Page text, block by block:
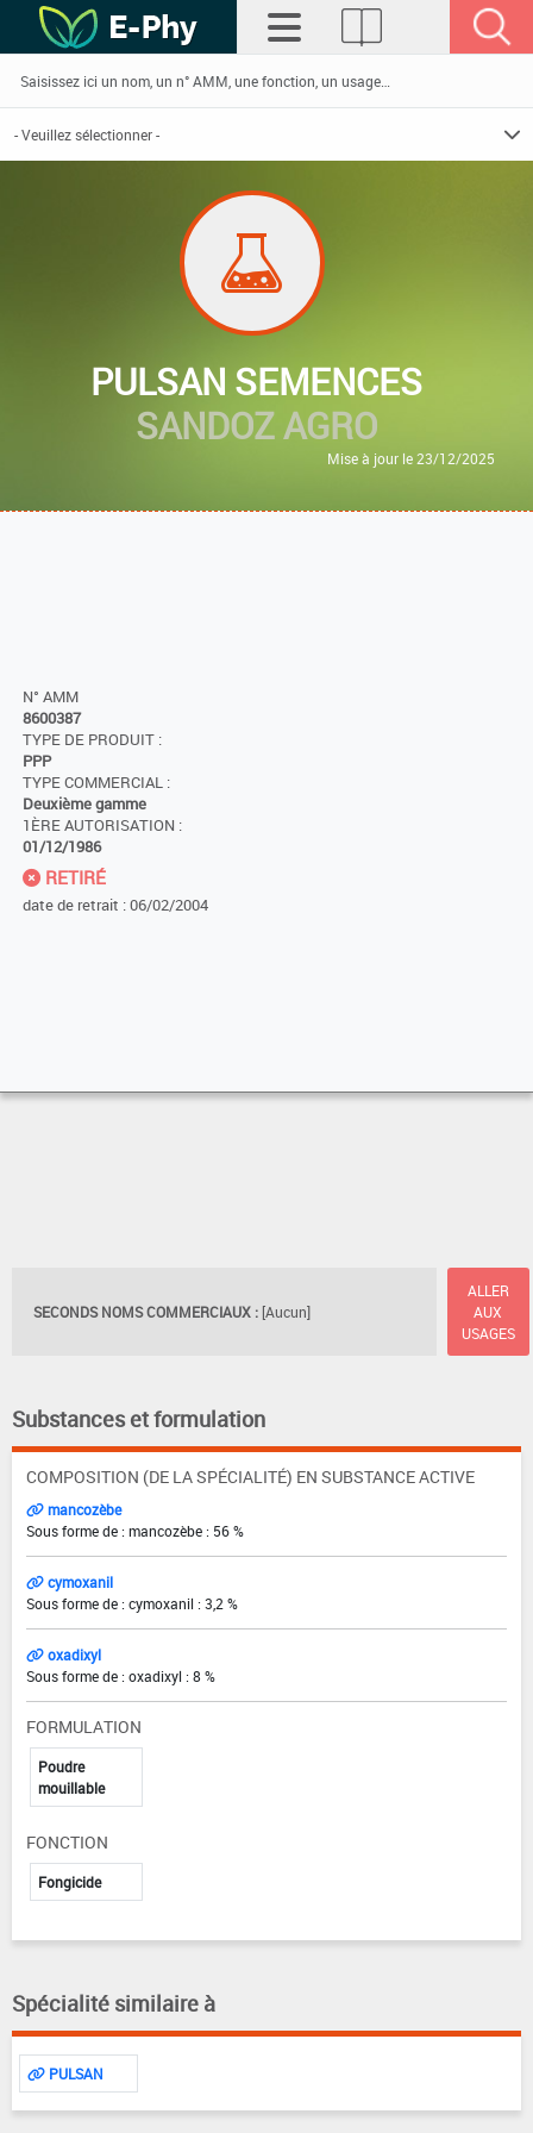
PULSAN SEMENCES
SANDOZ AGRO
Mise à jour le 23/12/2025
N° AMM
8600387
TYPE DE PRODUIT :
PPP
TYPE COMMERCIAL :
Deuxième gamme
1ÈRE AUTORISATION :
01/12/1986
RETIRÉ
date de retrait : 06/02/2004
SECONDS NOMS COMMERCIAUX : [Aucun]
ALLER
AUX
USAGES
Substances et formulation
COMPOSITION (DE LA SPÉCIALITÉ) EN SUBSTANCE ACTIVE
mancozèbe
Sous forme de : mancozèbe : 56 %
cymoxanil
Sous forme de : cymoxanil : 3,2 %
oxadixyl
Sous forme de : oxadixyl : 8 %
FORMULATION
Poudre
mouillable
FONCTION
Fongicide
Spécialité similaire à
PULSAN